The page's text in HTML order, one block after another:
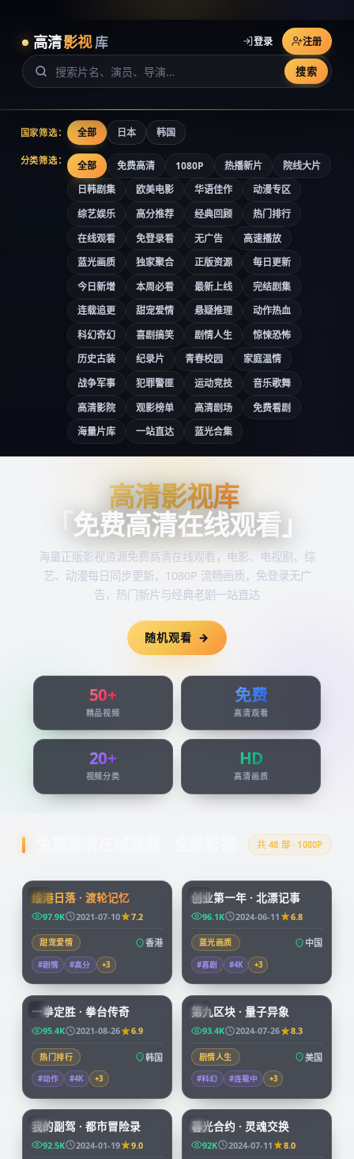
高清影视 库
搜索
登录 注册
国家筛选： 全部 日本 韩国
分类筛选： 全部 免费高清 1080P 热播新片
院线大片
日韩剧集
欧美电影 华语佳作
动漫专区
综艺娱乐
高分推荐 经典回顾
热门排行
在线观看
免登录看 无广告
高速播放
蓝光画质
独家聚合 正版资源
每日更新
今日新增
本周必看 最新上线
完结剧集
连载追更
甜宠爱情 悬疑推理
动作热血
科幻奇幻
喜剧搞笑 剧情人生
惊悚恐怖
历史古装
纪录片 青春校园
家庭温情
战争军事
犯罪警匪 运动竞技
音乐歌舞
高清影院
观影榜单 高清剧场
免费看剧
海量片库
一站直达 蓝光合集
高清影视库
高清影视库
免费高清在线观看」
海量正版影视资源免费高清在线观看 ，电影、电视剧、综
艺、动漫每日同步更新，1080P 流畅画质，免登录无广
告，热门新片与经典老剧一站直达
随机观看
50+
精品视频
免费
高清观看
20+
视频分类
HD
高清画质
共 48 部 · 1080P
HK
维港日落 · 渡轮记忆
97.9K 2021-07-10 7.2
甜宠爱情 香港
#剧情 #高分 +3
CN
创业第一年 · 北漂记事
96.1K 2024-06-11 6.8
蓝光画质 中国
#喜剧 #4K +3
KR
96:07
一拳定胜 · 拳台传奇
95.4K 2021-08-26 6.9
热门排行 韩国
#动作 #4K +3
CN
99:49
第九区块 · 量子异象
93.4K 2024-07-26 8.3
剧情人生 美国
#科幻 #连载中 +3
KR
56:16
我的副驾 · 都市冒险录
92.5K 2024-01-19 9.0
KR
暮光合约 · 灵魂交换
92K 2024-07-11 8.0